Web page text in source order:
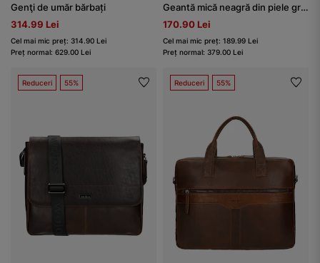
Genţi de umăr bărbați
314.99 Lei
Cel mai mic preț: 314.90 Lei
Preț normal: 629.00 Lei
Geantă mică neagră din piele granulată bărbați
170.90 Lei
Cel mai mic preț: 189.99 Lei
Preț normal: 379.00 Lei
Reduceri 55% Reduceri 55%